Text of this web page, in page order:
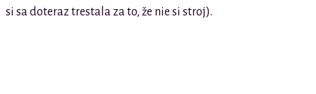
si sa doteraz trestala za to, že nie si stroj).